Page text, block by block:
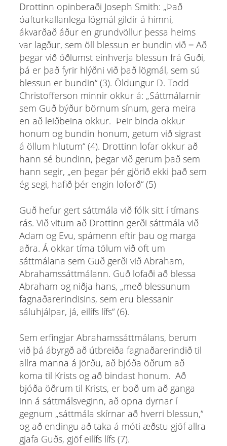
Drottinn opinberaði Joseph Smith: „Það
óafturkallanlega lögmál gildir á himni,
ákvarðað áður en grundvöllur þessa heims
var lagður, sem öll blessun er bundin við ‒ Að
þegar við öðlumst einhverja blessun frá Guði,
þá er það fyrir hlýðni við það lögmál, sem sú
blessun er bundin“ (3). Öldungur D. Todd
Christofferson minnir okkur á: „Sáttmálarnir
sem Guð býður börnum sínum, gera meira
en að leiðbeina okkur. Þeir binda okkur
honum og bundin honum, getum við sigrast
á öllum hlutum“ (4). Drottinn lofar okkur að
hann sé bundinn, þegar við gerum það sem
hann segir, „en þegar þér gjörið ekki það sem
ég segi, hafið þér engin loforð“ (5)
Guð hefur gert sáttmála við fólk sitt í tímans
rás. Við vitum að Drottinn gerði sáttmála við
Adam og Evu, spámenn eftir þau og marga
aðra. Á okkar tíma tölum við oft um
sáttmálana sem Guð gerði við Abraham,
Abrahamssáttmálann. Guð lofaði að blessa
Abraham og niðja hans, „með blessunum
fagnaðarerindisins, sem eru blessanir
sáluhjálpar, já, eilífs lífs“ (6).
Sem erfingjar Abrahamssáttmálans, berum
við þá ábyrgð að útbreiða fagnaðarerindið til
allra manna á jörðu, að bjóða öðrum að
koma til Krists og að bindast honum. Að
bjóða öðrum til Krists, er boð um að ganga
inn á sáttmálsveginn, að opna dyrnar í
gegnum „sáttmála skírnar að hverri blessun,“
og að endingu að taka á móti æðstu gjöf allra
gjafa Guðs, gjöf eilífs lífs (7).